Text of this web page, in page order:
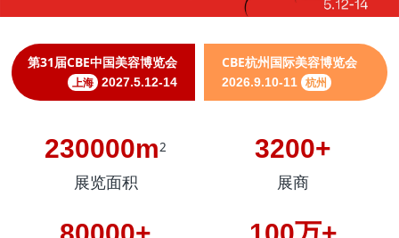
第31届CBE中国美容博览会
上海 2027.5.12-14
CBE杭州国际美容博览会
2026.9.10-11 杭州
230000m2
展览面积
3200+
展商